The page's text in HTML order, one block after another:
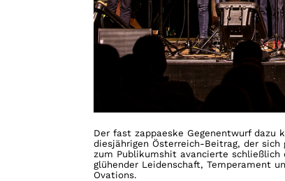
Der fast zappaeske Gegenentwurf dazu
diesjährigen Österreich-Beitrag, der
zum Publikumshit avancierte schließlich
glühender Leidenschaft, Temperament
Ovations.